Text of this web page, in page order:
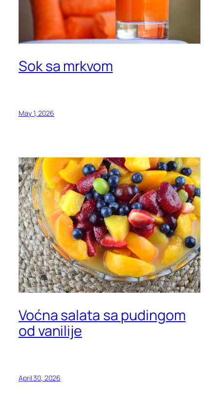
Sok sa mrkvom
May 1, 2026
Voćna salata sa pudingom
od vanilije
April 30, 2026